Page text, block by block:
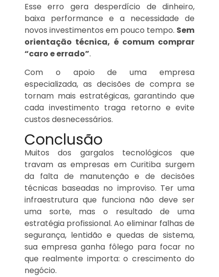
Esse erro gera desperdício de dinheiro,
baixa performance e a necessidade de
novos investimentos em pouco tempo. Sem
orientação técnica, é comum comprar
“caro e errado”.
Com o apoio de uma empresa
especializada, as decisões de compra se
tornam mais estratégicas, garantindo que
cada investimento traga retorno e evite
custos desnecessários.
Conclusão
Muitos dos gargalos tecnológicos que
travam as empresas em Curitiba surgem
da falta de manutenção e de decisões
técnicas baseadas no improviso. Ter uma
infraestrutura que funciona não deve ser
uma sorte, mas o resultado de uma
estratégia profissional. Ao eliminar falhas de
segurança, lentidão e quedas de sistema,
sua empresa ganha fôlego para focar no
que realmente importa: o crescimento do
negócio.